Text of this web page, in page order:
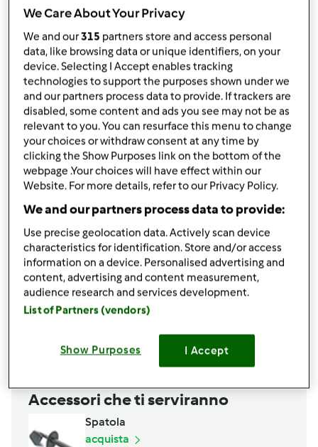
Bimby ® TM 6 Bimby ® TM 5 Bimby ® TM 31
Enrica_Bimby
Aggiungi alle mie raccolte
condividi la ricetta
Crea variante
Ingredienti
Risotto senza sale con olive verdi
q.b.Olive verdi dei nocciolate
80gRiso classico
q.b.acqua
Aggiungi alla lista della spesa
Accessori che ti serviranno
Spatola
acquista
We Care About Your Privacy
We and our315 partners store and access personal
data, like browsing data or unique identifiers, on your
device. Selecting I Accept enables tracking
technologies to support the purposes shown under we
and our partners process data to provide. If trackers are
disabled, some content and ads you see may not be as
relevant to you. You can resurface this menu to change
your choices or withdraw consent at any time by
clicking the Show Purposes link on the bottom of the
webpage .Your choices will have effect within our
Website. For more details, refer to our Privacy Policy.
We and our partners process data to provide:
Use precise geolocation data. Actively scan device
characteristics for identification. Store and/or access
information on a device. Personalised advertising and
content, advertising and content measurement,
audience research and services development.
List of Partners (vendors)
Show Purposes I Accept